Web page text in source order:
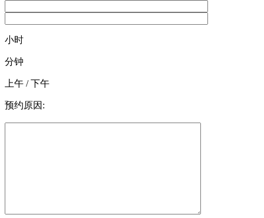
小时
分钟
上午 / 下午
预约原因: